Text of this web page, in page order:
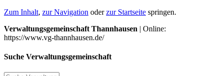
Zum Inhalt, zur Navigation oderzur Startseite springen.
Verwaltungsgemeinschaft Thannhausen | Online:
https://www.vg-thannhausen.de/
Suche Verwaltungsgemeinschaft